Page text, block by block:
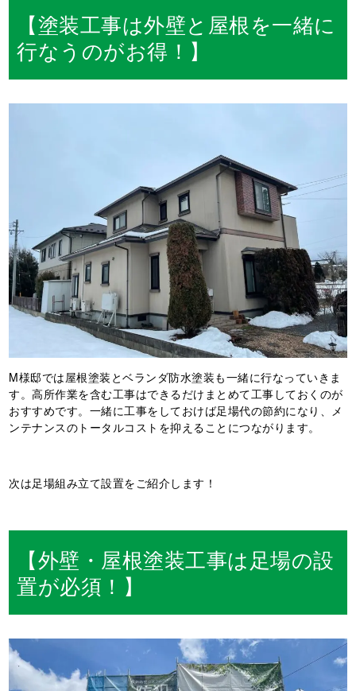
【塗装工事は外壁と屋根を一緒に
行なうのがお得！】
M様邸では屋根塗装とベランダ防水塗装も一緒に行なっていきま
す。高所作業を含む工事はできるだけまとめて工事しておくのが
おすすめです。一緒に工事をしておけば足場代の節約になり、メ
ンテナンスのトータルコストを抑えることにつながります。
次は足場組み立て設置をご紹介します！
【外壁・屋根塗装工事は足場の設
置が必須！】